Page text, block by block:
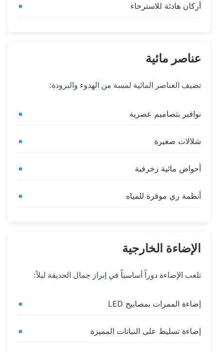
أركان هادئة للاسترخاء
عناصر مائية
تضيف العناصر المائية لمسة من الهدوء والبرودة:
نوافير بتصاميم عصرية
شلالات صغيرة
أحواض مائية زخرفية
أنظمة ري موفرة للمياه
الإضاءة الخارجية
تلعب الإضاءة دوراً أساسياً في إبراز جمال الحديقة ليلاً:
إضاءة الممرات بمصابيح LED
إضاءة تسليط على النباتات المميزة